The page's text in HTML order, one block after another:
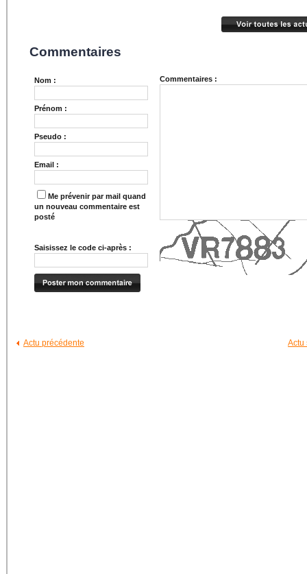
Commentaires
Nom :
Prénom :
Pseudo :
Email :
Me prévenir par mail quand
un nouveau commentaire est
posté
Saisissez le code ci-après :
Commentaires :
Actu
Actu précédente